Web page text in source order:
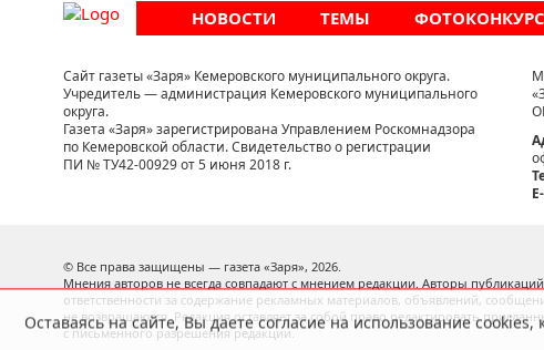
НОВОСТИ ТЕМЫ
Сайт газеты «Заря» Кемеровского муниципального округа.
Учредитель — администрация Кемеровского муниципального
округа.
Газета «Заря» зарегистрирована Управлением Роскомнадзора
по Кемеровской области. Свидетельство о регистрации
ПИ № ТУ42-00929 от 5 июня 2018 г.
© Все права защищены — газета «Заря», 2026.
Мнения авторов не всегда совпадают с мнением редакции. Авторы
ответственности за содержание рекламных материалов, объявлений,
не возвращаются. Редакция оставляет за собой право редактировать
с письменного разрешения редакции.
Оставаясь на сайте, Вы даете согласие на использование